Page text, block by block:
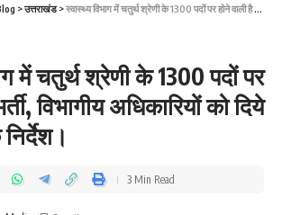
>उत्तराखंड>स्वास्थ्य विभाग में चतुर्थ श्रेणी के 1300 पदों पर होने वाली है भर्ती, विभागीय अधिकारियों को दिये शीघ्र भर्ती के निर्देश।
में चतुर्थ श्रेणी के 1300 पदों पर
विभागीय अधिकारियों को दिये
3 Min Read